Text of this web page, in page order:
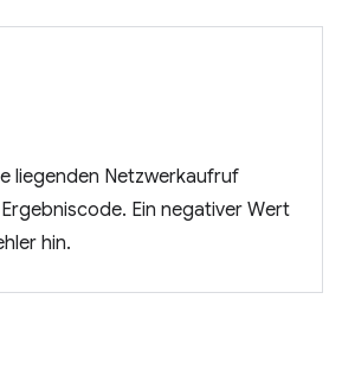
liegenden Netzwerkaufruf
Ein negativer Wert
hin.